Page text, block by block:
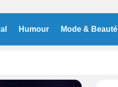
Humour Mode & Beauté